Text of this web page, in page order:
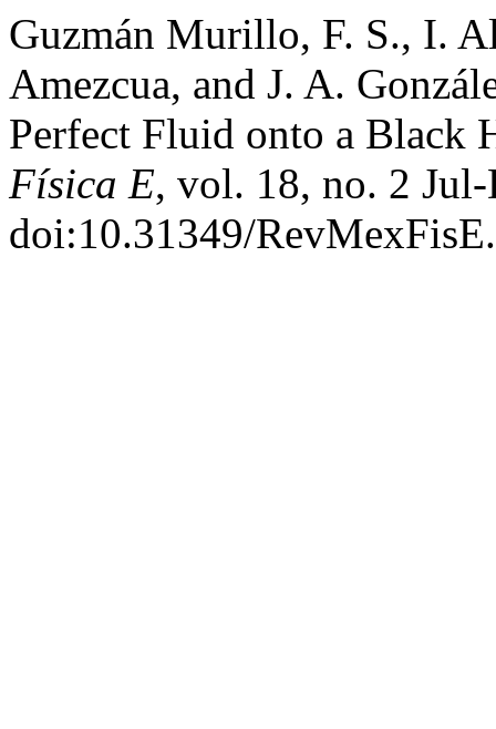
Guzmán Murillo, F. S., I.
Amezcua, and J. A.
Perfect Fluid onto a Black
Física E, vol. 18, no. 2
doi:10.31349/